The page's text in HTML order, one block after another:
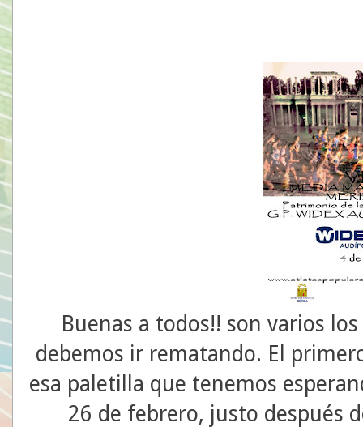
Buenas a todos!! son varios
debemos ir rematando. El
esa paletilla que tenemos
26 de febrero, justo después